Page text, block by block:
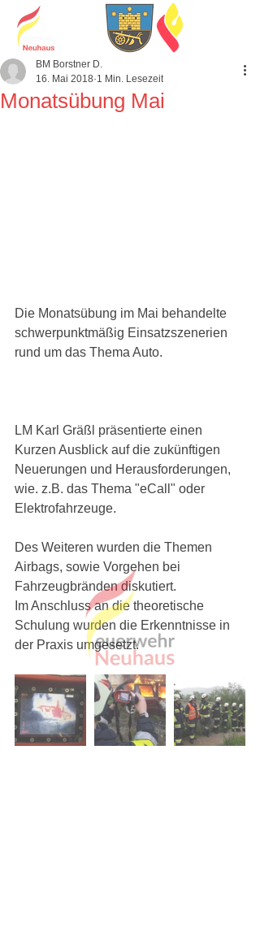
Monatsübung Mai
BM Borstner D.
16. Mai 2018 1 Min. Lesezeit
Die Monatsübung im Mai behandelte
schwerpunktmäßig Einsatzszenerien
rund um das Thema Auto.
LM Karl Gräßl präsentierte einen
Kurzen Ausblick auf die zukünftigen
Neuerungen und Herausforderungen,
wie. z.B. das Thema "eCall" oder
Elektrofahrzeuge.
Des Weiteren wurden die Themen
Airbags, sowie Vorgehen bei
Fahrzeugbränden diskutiert.
Im Anschluss an die theoretische
Schulung wurden die Erkenntnisse in
der Praxis umgesetzt.